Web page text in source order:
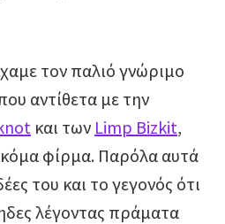
τον παλιό γνώριμο
αντίθετα με την
και των Limp Bizkit,
φίρμα. Παρόλα αυτά
του και το γεγονός ότι
λέγοντας πράματα